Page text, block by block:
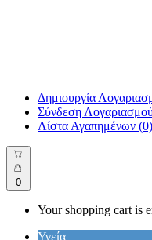
Δημιουργία
Σύνδεση
Λίστα Αγαπημένων (0)
0
Your shopping cart is
Υγεία